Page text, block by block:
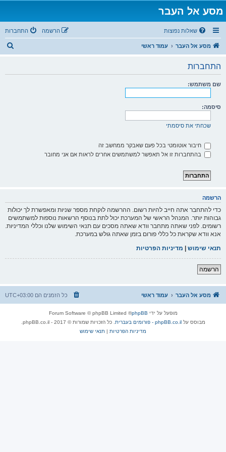
מסע אל העבר
שאלות נפוצות התחברות הרשמה
מסע אל העבר עמוד ראשי
התחברות
שם משתמש:
סיסמה:
שכחתי את סיסמתי
חיבור אוטומטי בכל פעם שאבקר ממחשב זה
בהתחברות זו אל תאפשר למשתמשים אחרים לראות אם אני מחובר
הרשמה
כדי להתחבר אתה חייב להיות רשום. ההרשמה לוקחת מספר שניות ומאפשרת לך יכולות
גבוהות יותר. המנהל הראשי של המערכת יכול לתת בנוסף הרשאות נוספות למשתמשים
רשומים. לפני שאתה מתחבר וודא שאתה מסכים עם תנאי השימוש שלנו וכללי המדיניות.
אנא וודא שקראת כל כללי פורום בזמן שאתה גולש במערכת.
תנאי שימוש | מדיניות הפרטיות
הרשמה
מסע אל העבר עמוד ראשי כל הזמנים הם UTC+03:00
מופעל על ידי phpBB
® Forum Software © phpBB Limited
מבוסס עלphpBB.co.il - פורומים בעברית
. כל הזכויות שמורות © 2017 - phpBB.co.il.
מדיניות הפרטיות | תנאי שימוש